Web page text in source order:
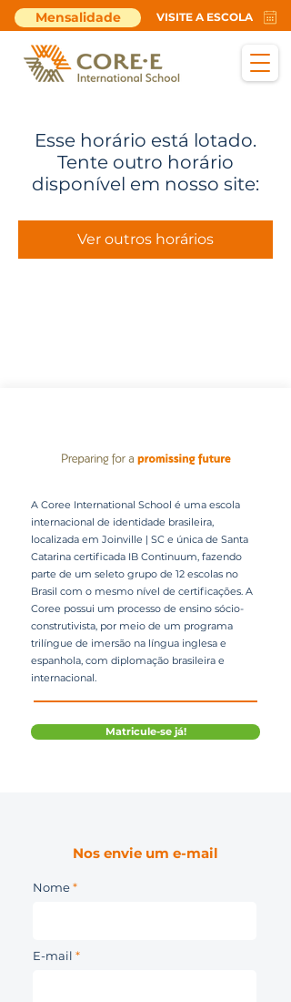
Mensalidade VISITE A ESCOLA
Esse horário está lotado.
Tente outro horário
disponível em nosso site:
Ver outros horários
A Coree International School é uma escola
internacional de identidade brasileira,
localizada em Joinville | SC e única de Santa
Catarina certificada IB Continuum, fazendo
parte de um seleto grupo de 12 escolas no
Brasil com o mesmo nível de certificações. A
Coree possui um processo de ensino sócio-
construtivista, por meio de um programa
trilíngue de imersão na língua inglesa e
espanhola, com diplomação brasileira e
internacional.
Matricule-se já!
Nos envie um e-mail
Nome
E-mail